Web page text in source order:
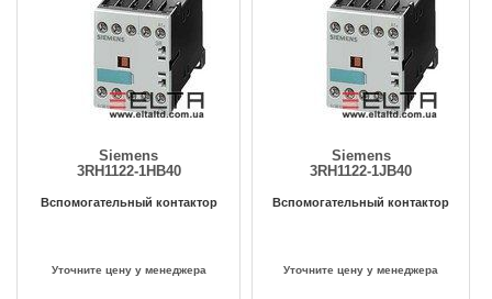
Siemens
3RH1122-1HB40
Вспомогательный контактор
Уточните цену у менеджера
Siemens
3RH1122-1JB40
Вспомогательный контактор
Уточните цену у менеджера